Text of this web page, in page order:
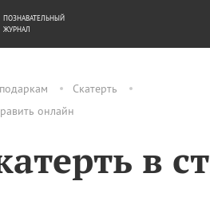
Скатерть
онлайн
в
ДЕНЬГИ
ПОЗНАВАТЕЛЬНЫЙ
ЖУРНАЛ